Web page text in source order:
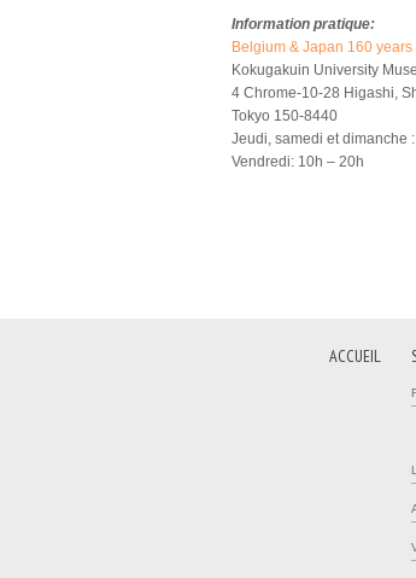
Information pratique:
Belgium & Japan 160
Kokugakuin University
4 Chrome-10-28 Higashi,
Tokyo 150-8440
Jeudi, samedi et dimanche
Vendredi: 10h – 20h
ACCUEIL